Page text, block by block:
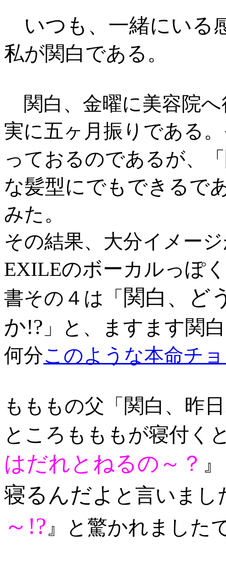
いつも、一緒にいる
私が関白である。
関白、金曜に美容院へ
実に五ヶ月振りである
っておるのであるが、「
な髪型にでもできるで
みた。
その結果、大分イメー
EXILEのボーカルっぽ
書その４は「 関白、ど
か!? 」と、 ますます関
何分このような本命チ
もももの父「 関白、昨
ところもももが寝付く
はだれとねるの～？
寝るんだよ と言いまし
～!?』と驚かれました